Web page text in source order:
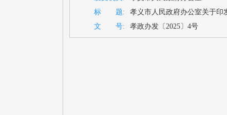
标 题:
孝义市人民政府办公室关于印
文 号:
孝政办发〔2025〕4号